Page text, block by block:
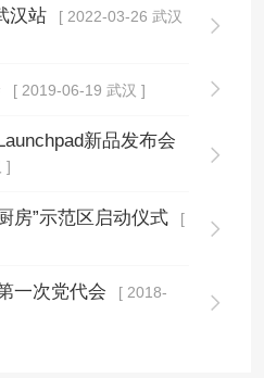
汉站
[ 2022-03-26 武汉
[ 2019-06-19 武汉 ]
新品发布会
]
房”示范区启动仪式
[
一次党代会
[ 2018-